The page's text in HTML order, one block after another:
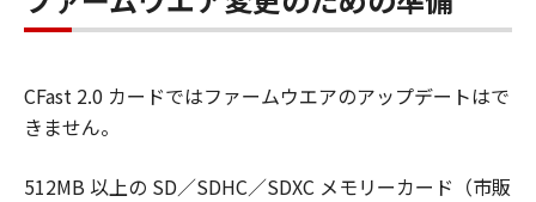
CFast 2.0 カードではファームウエアのアップデートはで
きません。
512MB 以上の SD／SDHC／SDXC メモリーカード（市販